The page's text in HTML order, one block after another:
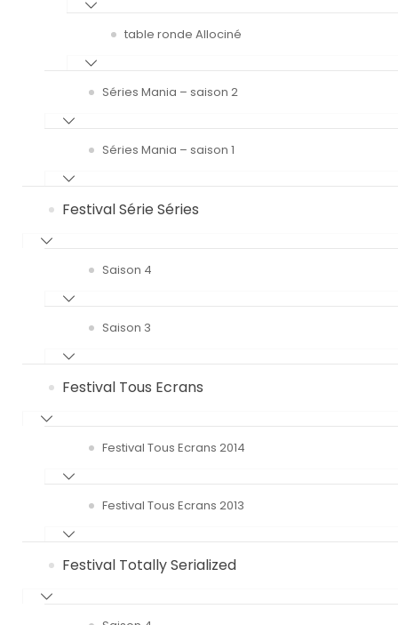
table ronde Allociné
Séries Mania – saison 2
Séries Mania – saison 1
Festival Série Séries
Saison 4
Saison 3
Festival Tous Ecrans
Festival Tous Ecrans 2014
Festival Tous Ecrans 2013
Festival Totally Serialized